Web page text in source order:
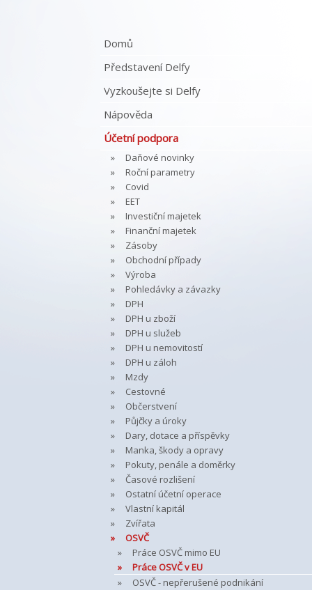
Domů
Představení Delfy
Vyzkoušejte si Delfy
Nápověda
Účetní podpora
Daňové novinky
Roční parametry
Covid
EET
Investiční majetek
Finanční majetek
Zásoby
Obchodní případy
Výroba
Pohledávky a závazky
DPH
DPH u zboží
DPH u služeb
DPH u nemovitostí
DPH u záloh
Mzdy
Cestovné
Občerstvení
Půjčky a úroky
Dary, dotace a příspěvky
Manka, škody a opravy
Pokuty, penále a doměrky
Časové rozlišení
Ostatní účetní operace
Vlastní kapitál
Zvířata
OSVČ
Práce OSVČ mimo EU
Práce OSVČ v EU
OSVČ - nepřerušené podnikání